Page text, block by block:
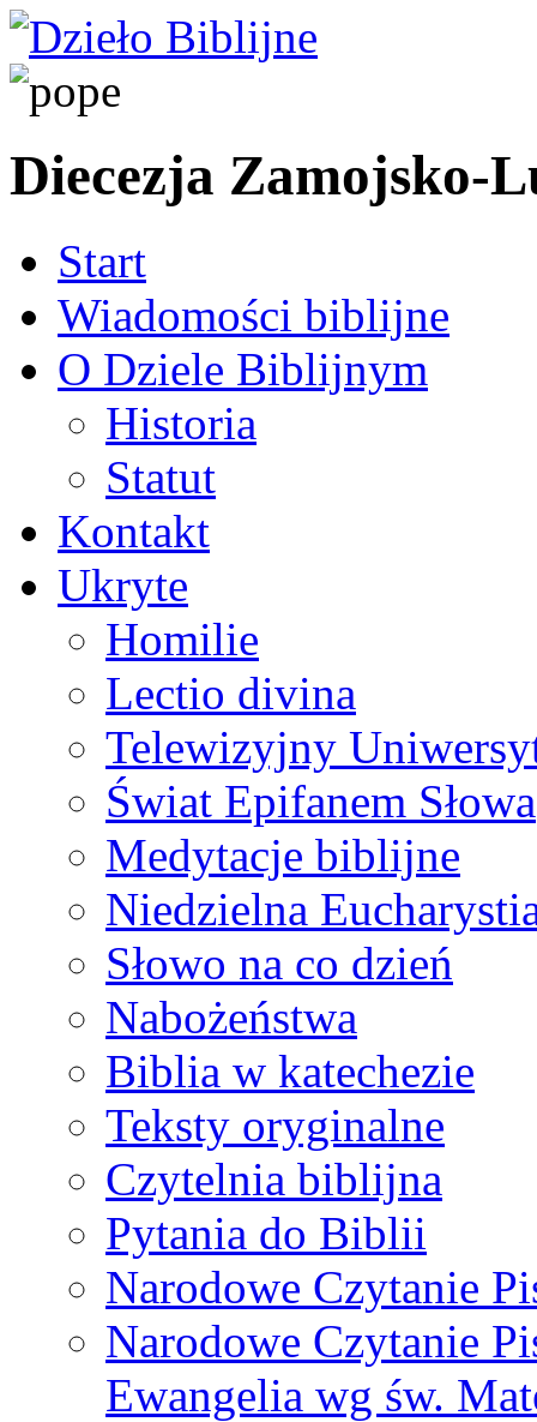
Diecezja Zamojsko-
Start
Wiadomości biblijne
O Dziele Biblijnym
Historia
Statut
Kontakt
Ukryte
Homilie
Lectio divina
Telewizyjny
Świat Epifanem Słowa
Medytacje biblijne
Niedzielna
Słowo na co dzień
Nabożeństwa
Biblia w katechezie
Teksty oryginalne
Czytelnia biblijna
Pytania do Biblii
Narodowe Czytanie
Narodowe Czytanie
Ewangelia wg św.